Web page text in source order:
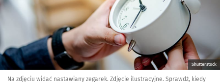
Shutterstock
Na zdjęciu widać nastawiany zegarek. Zdjęcie ilustracyjne. Sprawdź, kiedy